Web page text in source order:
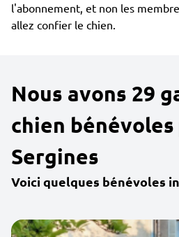
l'abonnement, et non les
allez confier le chien.
Nous avons 29
chien bénévoles
Sergines
Voici quelques bénévoles